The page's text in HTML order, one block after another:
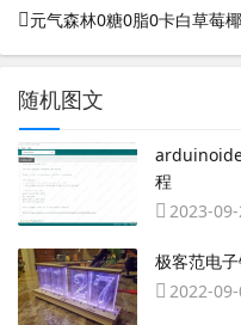
元气森林0糖0脂0卡白草莓
随机图文
程
2023-
极客范电
2022-09-